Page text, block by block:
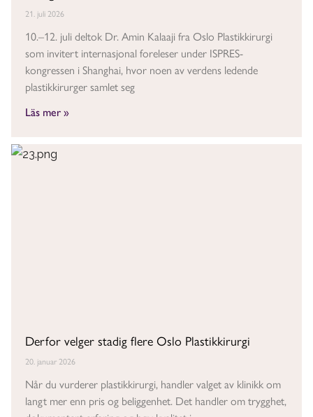
21. juli 2026
10.–12. juli deltok Dr. Amin Kalaaji fra Oslo Plastikkirurgi
som invitert internasjonal foreleser under ISPRES-
kongressen i Shanghai, hvor noen av verdens ledende
plastikkirurger samlet seg
Läs mer »
Derfor velger stadig flere Oslo Plastikkirurgi
20. januar 2026
Når du vurderer plastikkirurgi, handler valget av klinikk om
langt mer enn pris og beliggenhet. Det handler om trygghet,